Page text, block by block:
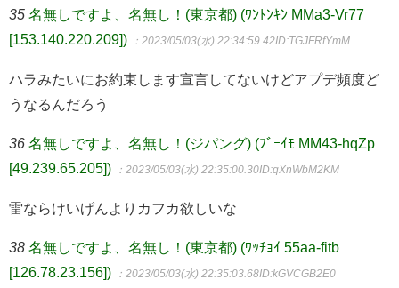
35 名無しですよ、名無し！(東京都) (ﾜﾝﾄﾝｷﾝ MMa3-Vr77
[153.140.220.209])
：2023/05/03(水) 22:34:59.42ID:TGJFRfYmM
ハラみたいにお約束します宣言してないけどアプデ頻度ど
うなるんだろう
36 名無しですよ、名無し！(ジパング) (ﾌﾞｰｲﾓ MM43-hqZp
[49.239.65.205])
：2023/05/03(水) 22:35:00.30ID:qXnWbM2KM
雷ならけいげんよりカフカ欲しいな
38 名無しですよ、名無し！(東京都) (ﾜｯﾁｮｲ 55aa-fitb
[126.78.23.156])
：2023/05/03(水) 22:35:03.68ID:kGVCGB2E0